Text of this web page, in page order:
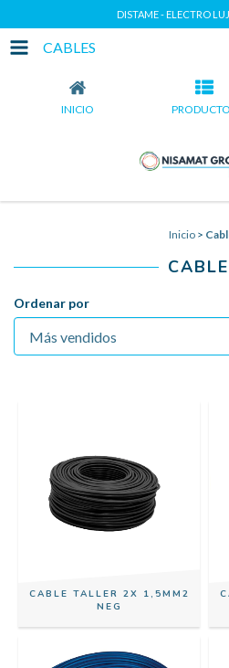
DISTAME - ELECTRO
CABLES
INICIO
Inicio >
Ordenar por
CABLE TALLER 2X 1,5MM2
NEG